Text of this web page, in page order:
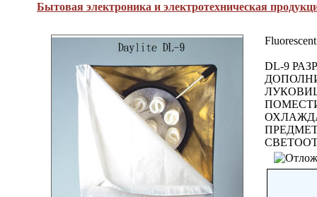
Бытовая электроника и электротехническая
DL-9